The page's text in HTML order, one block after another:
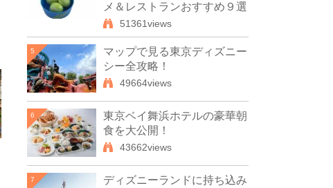
メ＆レストランおすすめ９選
51361views
5
マップで見る東京ディズニー
シー全攻略！
49664views
6
東京ベイ舞浜ホテルの豪華朝
食を大公開！
43662views
7
ディズニーランドに持ち込み